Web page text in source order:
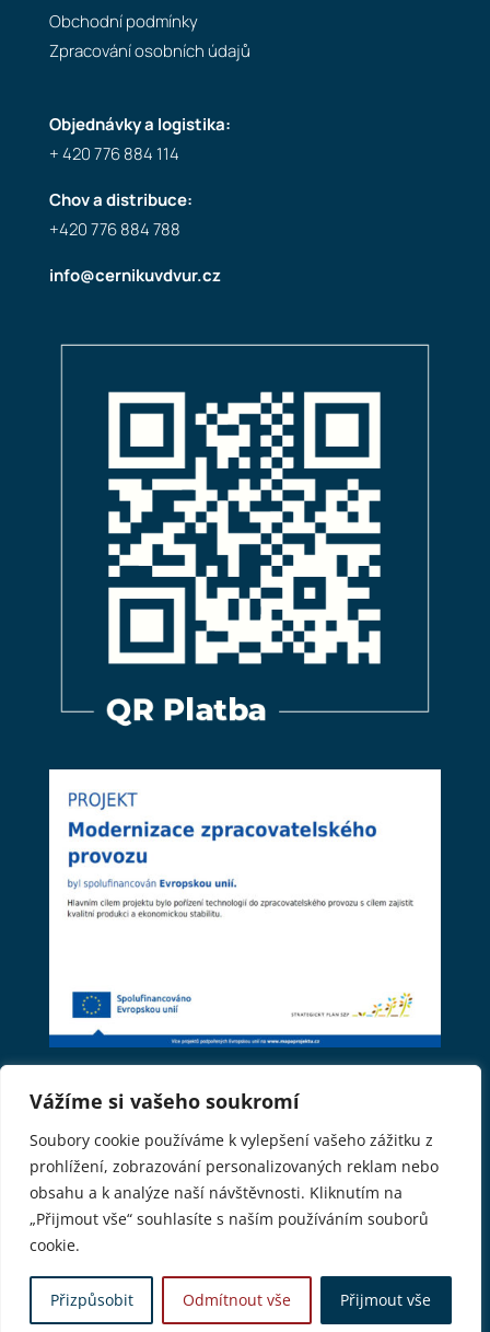
Vážíme si vašeho soukromí
Soubory cookie používáme k vylepšení vašeho zážitku z
prohlížení, zobrazování personalizovaných reklam nebo
obsahu a k analýze naší návštěvnosti. Kliknutím na
„Přijmout vše“ souhlasíte s naším používáním souborů
cookie.
Přizpůsobit Odmítnout vše Přijmout vše
Obchodní podmínky
Zpracování osobních údajů
Objednávky a logistika:
+ 420 776 884 114
Chov a distribuce:
+420 776 884 788
info@cernikuvdvur.cz
vyhrazena.
Sledujte nás